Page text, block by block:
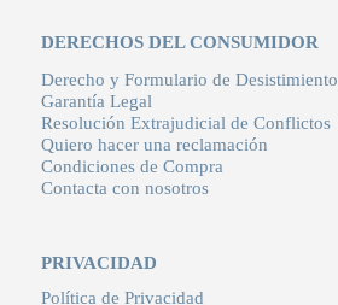
DERECHOS DEL CONSUMIDOR
Derecho y Formulario de Desistimiento
Garantía Legal
Resolución Extrajudicial de Conflictos
Quiero hacer una reclamación
Condiciones de Compra
Contacta con nosotros
PRIVACIDAD
Política de Privacidad